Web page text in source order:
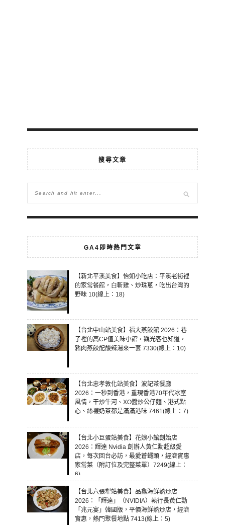
搜尋文章
GA4即時熱門文章
【新北平溪美食】怡如小吃店：平溪老街裡
的家常餐館，白斬雞、炒珠蔥，吃出台灣的
野味 10(線上：18)
【台北中山站美食】福大蒸餃館 2026：巷
子裡的高CP值美味小館，觀光客也知道，
豬肉蒸餃配酸辣湯來一套 7330(線上：10)
【台北忠孝敦化站美食】波記茶餐廳
2026：一秒到香港，重現香港70年代冰室
風情，干炒牛河、XO醬炒公仔麵、港式點
心、絲襪奶茶都是滿滿港味 7461(線上：7)
【台北小巨蛋站美食】花娘小館創始店
2026：輝達 Nvidia 創辦人黃仁勳超級愛
店，每次回台必訪，最愛蒼蠅頭，經濟實惠
家常菜（附訂位及完整菜單）7249(線上：
6)
【台北六張犁站美食】品鱻海鮮熱炒店
2026：「輝達」（NVIDIA）執行長黃仁勳
「兆元宴」韓國版，平價海鮮熱炒店，經濟
實惠，熱門聚餐地點 7413(線上：5)